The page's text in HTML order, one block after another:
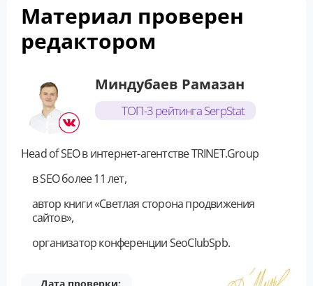
Материал проверен
редактором
Миндубаев Рамазан
ТОП-3 рейтинга SerpStat
Head of SEO в интернет-агентстве TRINET.Group
в SEO более 11 лет,
автор книги «Светлая сторона продвижения
сайтов»,
организатор конференции SeoClubSpb.